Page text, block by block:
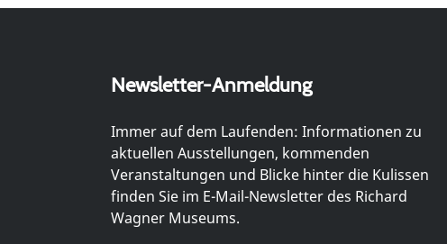
Newsletter-Anmeldung
Immer auf dem Laufenden: Informationen zu
aktuellen Ausstellungen, kommenden
Veranstaltungen und Blicke hinter die Kulissen
finden Sie im E-Mail-Newsletter des Richard
Wagner Museums.